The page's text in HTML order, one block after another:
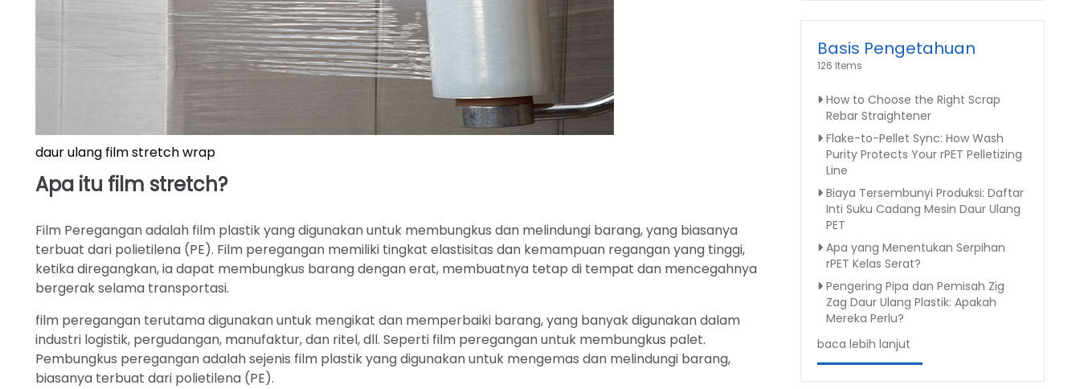
daur ulang film stretch wrap
Apa itu film stretch?
Film Peregangan adalah film plastik yang digunakan untuk membungkus dan melindungi barang, yang biasanya
terbuat dari polietilena (PE). Film peregangan memiliki tingkat elastisitas dan kemampuan regangan yang tinggi,
ketika diregangkan, ia dapat membungkus barang dengan erat, membuatnya tetap di tempat dan mencegahnya
bergerak selama transportasi.
film peregangan terutama digunakan untuk mengikat dan memperbaiki barang, yang banyak digunakan dalam
industri logistik, pergudangan, manufaktur, dan ritel, dll. Seperti film peregangan untuk membungkus palet.
Pembungkus peregangan adalah sejenis film plastik yang digunakan untuk mengemas dan melindungi barang,
biasanya terbuat dari polietilena (PE).
Basis Pengetahuan
126 Items
How to Choose the Right Scrap
Rebar Straightener
Flake-to-Pellet Sync: How Wash
Purity Protects Your rPET Pelletizing
Line
Biaya Tersembunyi Produksi: Daftar
Inti Suku Cadang Mesin Daur Ulang
PET
Apa yang Menentukan Serpihan
rPET Kelas Serat?
Pengering Pipa dan Pemisah Zig
Zag Daur Ulang Plastik: Apakah
Mereka Perlu?
baca lebih lanjut